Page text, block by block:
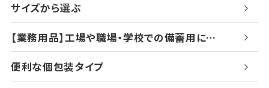
サイズから選ぶ
【業務用品】工場や職場・学校での備蓄用に…
便利な個包装タイプ